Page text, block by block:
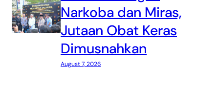
Narkoba dan Miras,
Jutaan Obat Keras
Dimusnahkan
August 7, 2026